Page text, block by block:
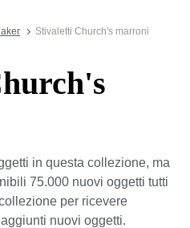
Stivaletti Church's marroni
in questa collezione, ma
75.000 nuovi oggetti tutti
per ricevere
nuovi oggetti.